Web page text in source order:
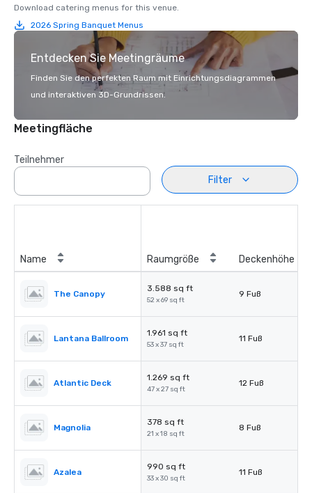
Download catering menus for this venue.
2026 Spring Banquet Menus
Entdecken Sie Meetingräume
Finden Sie den perfekten Raum mit Einrichtungsdiagrammen
und interaktiven 3D-Grundrissen.
Meetingfläche
Teilnehmer
Filter
Name Raumgröße Deckenhöhe
The Canopy
3.588 sq ft
52 x 69 sq ft
9 Fuß
Lantana Ballroom
1.961 sq ft
53 x 37 sq ft
11 Fuß
Atlantic Deck
1.269 sq ft
47 x 27 sq ft
12 Fuß
Magnolia
378 sq ft
21 x 18 sq ft
8 Fuß
Azalea
990 sq ft
33 x 30 sq ft
11 Fuß